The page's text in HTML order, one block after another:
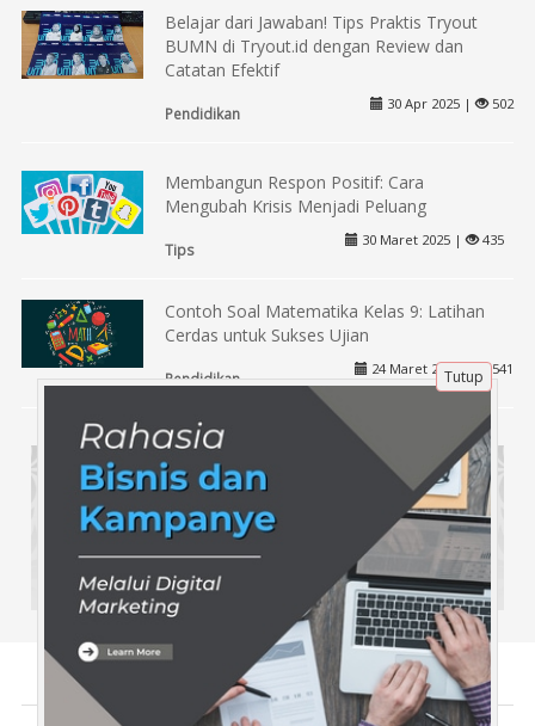
Belajar dari Jawaban! Tips Praktis Tryout
BUMN di Tryout.id dengan Review dan
Catatan Efektif
Pendidikan
30 Apr 2025 | 502
Membangun Respon Positif: Cara
Mengubah Krisis Menjadi Peluang
Tips
30 Maret 2025 | 435
Contoh Soal Matematika Kelas 9: Latihan
Cerdas untuk Sukses Ujian
Pendidikan
24 Maret 2025 | 541
Tentang Kami
Tutup